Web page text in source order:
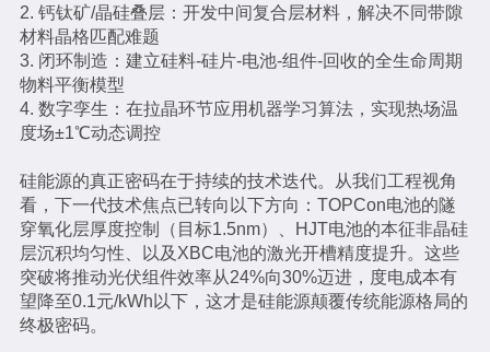
2. 钙钛矿/晶硅叠层：开发中间复合层材料，解决不同带隙
材料晶格匹配难题
3. 闭环制造：建立硅料-硅片-电池-组件-回收的全生命周期
物料平衡模型
4. 数字孪生：在拉晶环节应用机器学习算法，实现热场温
度场±1℃动态调控
硅能源的真正密码在于持续的技术迭代。从我们工程视角
看，下一代技术焦点已转向以下方向：TOPCon电池的隧
穿氧化层厚度控制（目标1.5nm）、HJT电池的本征非晶硅
层沉积均匀性、以及XBC电池的激光开槽精度提升。这些
突破将推动光伏组件效率从24%向30%迈进，度电成本有
望降至0.1元/kWh以下，这才是硅能源颠覆传统能源格局的
终极密码。